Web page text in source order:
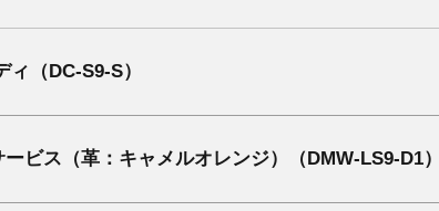
（DC-S9-S）
ビス（革：キャメルオレンジ）（DMW-LS9-D1）